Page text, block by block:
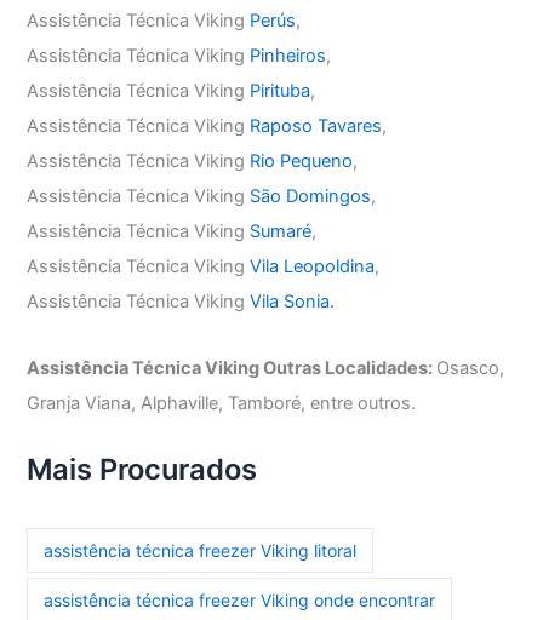
Assistência Técnica Viking Perús,
Assistência Técnica Viking Pinheiros,
Assistência Técnica Viking Pirituba,
Assistência Técnica Viking Raposo Tavares,
Assistência Técnica Viking Rio Pequeno,
Assistência Técnica Viking São Domingos,
Assistência Técnica Viking Sumaré,
Assistência Técnica VikingVila Leopoldina,
Assistência Técnica VikingVila Sonia.
Assistência Técnica Viking Outras Localidades: Osasco,
Granja Viana, Alphaville, Tamboré, entre outros.
Mais Procurados
assistência técnica freezer Viking litoral
assistência técnica freezer Viking onde encontrar